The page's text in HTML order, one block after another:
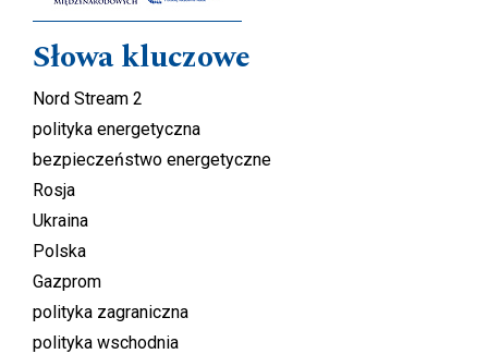
Słowa kluczowe
Nord Stream 2
polityka energetyczna
bezpieczeństwo energetyczne
Rosja
Ukraina
Polska
Gazprom
polityka zagraniczna
polityka wschodnia